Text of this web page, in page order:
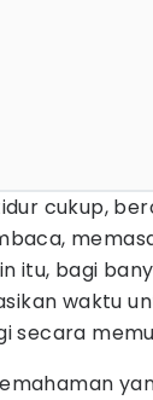
cukup,
itu, bagi
waktu
secara